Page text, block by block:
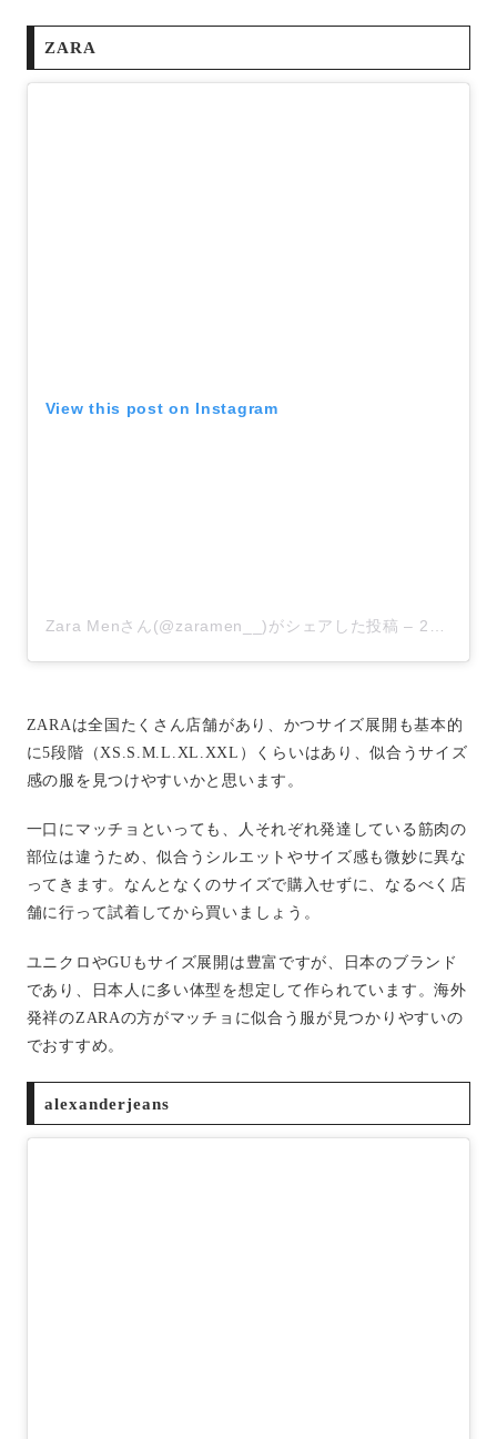
ZARA
View this post on Instagram
Zara Menさん(@zaramen__)がシェアした投稿 – 2018年10月月27日午前12時31分PDT
ZARAは全国たくさん店舗があり、かつサイズ展開も基本的
に5段階（XS.S.M.L.XL.XXL）くらいはあり、似合うサイズ
感の服を見つけやすいかと思います。
一口にマッチョといっても、人それぞれ発達している筋肉の
部位は違うため、似合うシルエットやサイズ感も微妙に異な
ってきます。なんとなくのサイズで購入せずに、なるべく店
舗に行って試着してから買いましょう。
ユニクロやGUもサイズ展開は豊富ですが、日本のブランド
であり、日本人に多い体型を想定して作られています。海外
発祥のZARAの方がマッチョに似合う服が見つかりやすいの
でおすすめ。
alexanderjeans